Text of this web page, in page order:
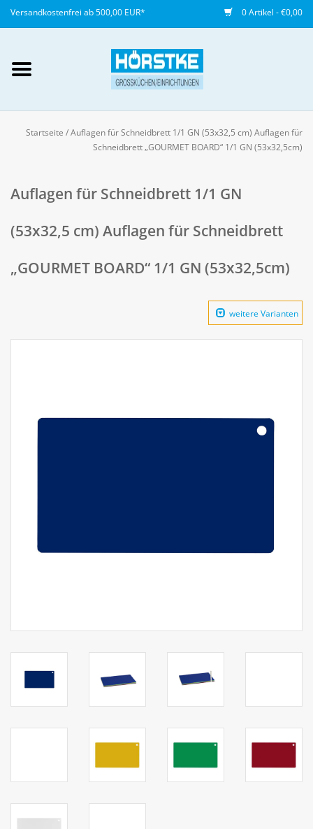
Versandkostenfrei ab 500,00 EUR* 0 Artikel - €0,00
anlegen
NEU
Gedeckter Tisch
Buffet
Tafeln
Küche
Startseite /Auflagen für Schneidbrett 1/1 GN (53x32,5 cm) Auflagen für
Schneidbrett „GOURMET BOARD“ 1/1 GN (53x32,5cm)
Auflagen für Schneidbrett 1/1 GN
(53x32,5 cm) Auflagen für Schneidbrett
„GOURMET BOARD“ 1/1 GN (53x32,5cm)
weitere Varianten